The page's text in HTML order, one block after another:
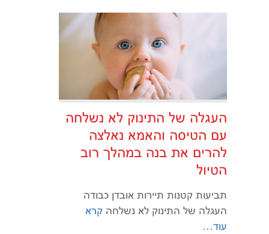
העגלה של התינוק לא נשלחה
עם הטיסה והאמא נאלצה
להרים את בנה במהלך רוב
הטיול
תביעות קטנות תיירות אובדן כבודה
העגלה של התינוק לא נשלחה קרא
עוד…